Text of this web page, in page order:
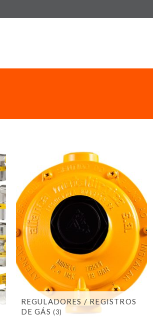
REGULADORES / REGISTROS
DE GÁS (3)